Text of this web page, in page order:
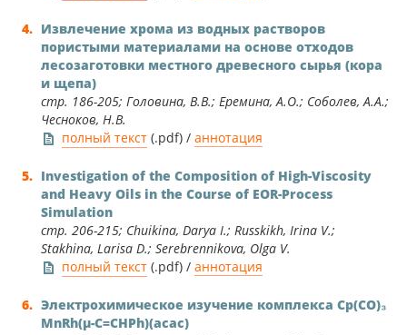
Извлечение хрома из водных растворов
пористыми материалами на основе отходов
лесозаготовки местного древесного сырья (кора
и щепа)
стр. 186-205; Головина, В.В.; Еремина, А.О.; Соболев, А.А.;
Чесноков, Н.В.
полный текст (.pdf) / аннотация
Investigation of the Composition of High-Viscosity
and Heavy Oils in the Course of EOR-Process
Simulation
стр. 206-215; Chuikina, Darya I.; Russkikh, Irina V.;
Stakhina, Larisa D.; Serebrennikova, Olga V.
полный текст (.pdf) / аннотация
Электрохимическое изучение комплекса Cp(CO)₃
MnRh(μ-C=CHPh)(acac)